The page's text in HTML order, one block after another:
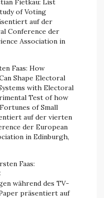
Fietkau: List
of Voting
auf der
Conference der
Association in
Faas: How
Shape Electoral
with Electoral
Test of how
of Small
auf der vierten
der European
in Edinburgh,
Faas:
während des TV-
präsentiert auf